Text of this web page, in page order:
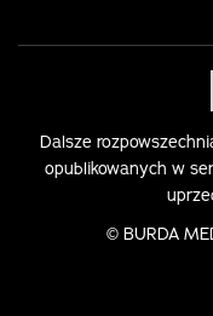
Dalsze
opublikowanych w
© BURDA